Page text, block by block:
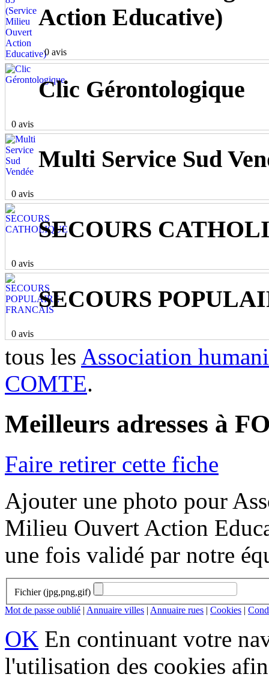
Action Educative)
0 avis
Clic Gérontologique
0 avis
Multi Service Sud
0 avis
SECOURS
0 avis
SECOURS
0 avis
tous les Association
COMTE.
Meilleurs adresses à
Faire retirer cette fiche
Ajouter une photo pour
Milieu Ouvert Action
une fois validé par notre
Fichier (jpg,png,gif)
Mot de passe oublié | Annuaire villes | Annuaire rues | Cookies |
OK En continuant votre
l'utilisation des cookies